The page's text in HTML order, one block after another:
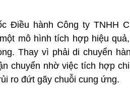
Điều hành Công ty TNHH
mô hình tích hợp hiệu
Thay vì phải di chuyển
chuyển nhờ việc tích hợp
ro đứt gãy chuỗi cung ứng.